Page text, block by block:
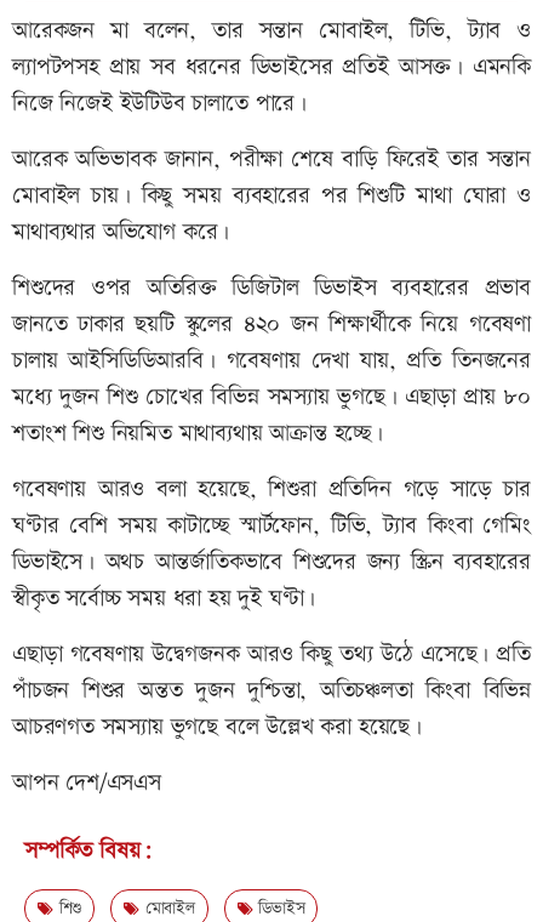
আরেকজন মা বলেন, তার সন্তান মোবাইল, টিভি, ট্যাব ও
ল্যাপটপসহ প্রায় সব ধরনের ডিভাইসের প্রতিই আসক্ত। এমনকি
নিজে নিজেই ইউটিউব চালাতে পারে।
আরেক অভিভাবক জানান, পরীক্ষা শেষে বাড়ি ফিরেই তার সন্তান
মোবাইল চায়। কিছু সময় ব্যবহারের পর শিশুটি মাথা ঘোরা ও
মাথাব্যথার অভিযোগ করে।
শিশুদের ওপর অতিরিক্ত ডিজিটাল ডিভাইস ব্যবহারের প্রভাব
জানতে ঢাকার ছয়টি স্কুলের ৪২০ জন শিক্ষার্থীকে নিয়ে গবেষণা
চালায় আইসিডিডিআরবি। গবেষণায় দেখা যায়, প্রতি তিনজনের
মধ্যে দুজন শিশু চোখের বিভিন্ন সমস্যায় ভুগছে। এছাড়া প্রায় ৮০
শতাংশ শিশু নিয়মিত মাথাব্যথায় আক্রান্ত হচ্ছে।
গবেষণায় আরও বলা হয়েছে, শিশুরা প্রতিদিন গড়ে সাড়ে চার
ঘণ্টার বেশি সময় কাটাচ্ছে স্মার্টফোন, টিভি, ট্যাব কিংবা গেমিং
ডিভাইসে। অথচ আন্তর্জাতিকভাবে শিশুদের জন্য স্ক্রিন ব্যবহারের
স্বীকৃত সর্বোচ্চ সময় ধরা হয় দুই ঘণ্টা।
এছাড়া গবেষণায় উদ্বেগজনক আরও কিছু তথ্য উঠে এসেছে। প্রতি
পাঁচজন শিশুর অন্তত দুজন দুশ্চিন্তা, অতিচঞ্চলতা কিংবা বিভিন্ন
আচরণগত সমস্যায় ভুগছে বলে উল্লেখ করা হয়েছে।
আপন দেশ/এসএস
সম্পর্কিত বিষয়:
শিশু মোবাইল ডিভাইস